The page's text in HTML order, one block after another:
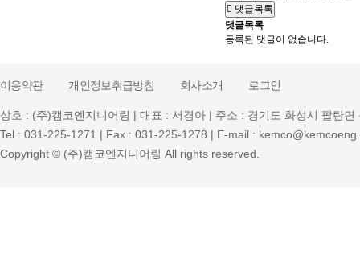
댓글목록
댓글목록
등록된 댓글이 없습니다.
이용약관 개인정보취급방침 회사소개 로그인
상호 : (주)캠코엔지니어링 | 대표 : 서경아 | 주소 : 경기도 화성시 팔탄면
Tel : 031-225-1271 | Fax : 031-225-1278 | E-mail :
Copyright © (주)캠코엔지니어링 All rights reserved.